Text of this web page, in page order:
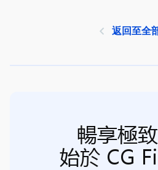
返回至全
暢享極
始於 CG